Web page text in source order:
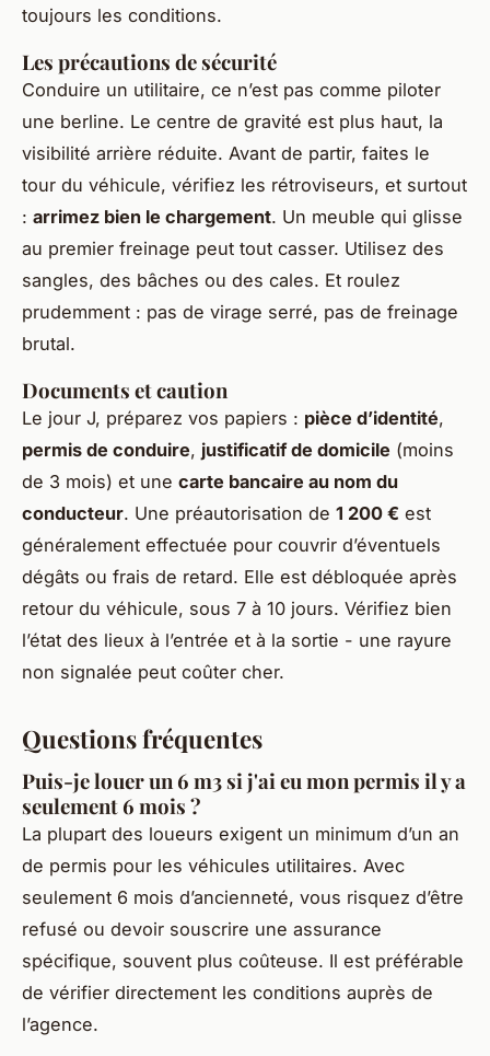
toujours les conditions.
Les précautions de sécurité
Conduire un utilitaire, ce n’est pas comme piloter
une berline. Le centre de gravité est plus haut, la
visibilité arrière réduite. Avant de partir, faites le
tour du véhicule, vérifiez les rétroviseurs, et surtout
: arrimez bien le chargement. Un meuble qui glisse
au premier freinage peut tout casser. Utilisez des
sangles, des bâches ou des cales. Et roulez
prudemment : pas de virage serré, pas de freinage
brutal.
Documents et caution
Le jour J, préparez vos papiers : pièce d’identité,
permis de conduire, justificatif de domicile (moins
de 3 mois) et une carte bancaire au nom du
conducteur. Une préautorisation de 1 200 € est
généralement effectuée pour couvrir d’éventuels
dégâts ou frais de retard. Elle est débloquée après
retour du véhicule, sous 7 à 10 jours. Vérifiez bien
l’état des lieux à l’entrée et à la sortie - une rayure
non signalée peut coûter cher.
Questions fréquentes
Puis-je louer un 6 m3 si j'ai eu mon permis il y a
seulement 6 mois ?
La plupart des loueurs exigent un minimum d’un an
de permis pour les véhicules utilitaires. Avec
seulement 6 mois d’ancienneté, vous risquez d’être
refusé ou devoir souscrire une assurance
spécifique, souvent plus coûteuse. Il est préférable
de vérifier directement les conditions auprès de
l’agence.